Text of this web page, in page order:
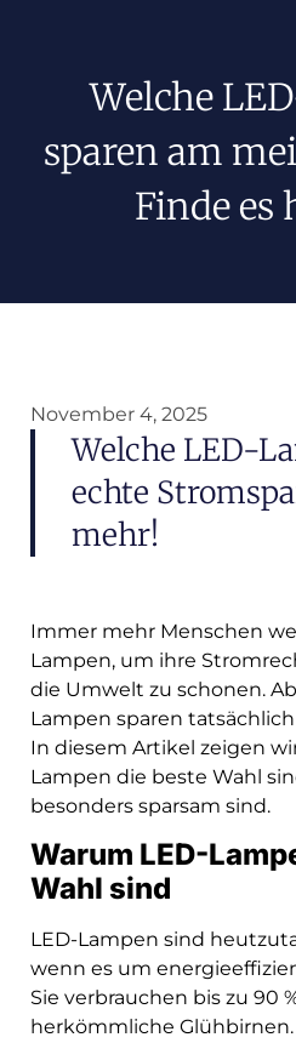
Welche
sparen am
Finde es
November 4, 2025
Welche LED-
echte
mehr!
Immer mehr Menschen
Lampen, um ihre
die Umwelt zu schonen.
Lampen sparen
In diesem Artikel zeigen
Lampen die beste Wahl
besonders sparsam sind.
Warum LED-
Wahl sind
LED-Lampen sind
wenn es um
Sie verbrauchen bis zu 90
herkömmliche Glühbirnen.